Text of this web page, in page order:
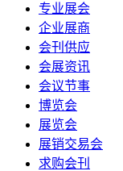
专业展会
企业展商
会刊供应
会展资讯
会议节事
博览会
展览会
展销交易会
求购会刊